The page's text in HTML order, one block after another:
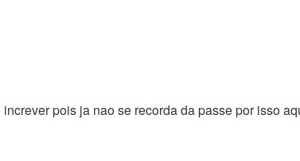
pois ja nao se recorda da passe por isso